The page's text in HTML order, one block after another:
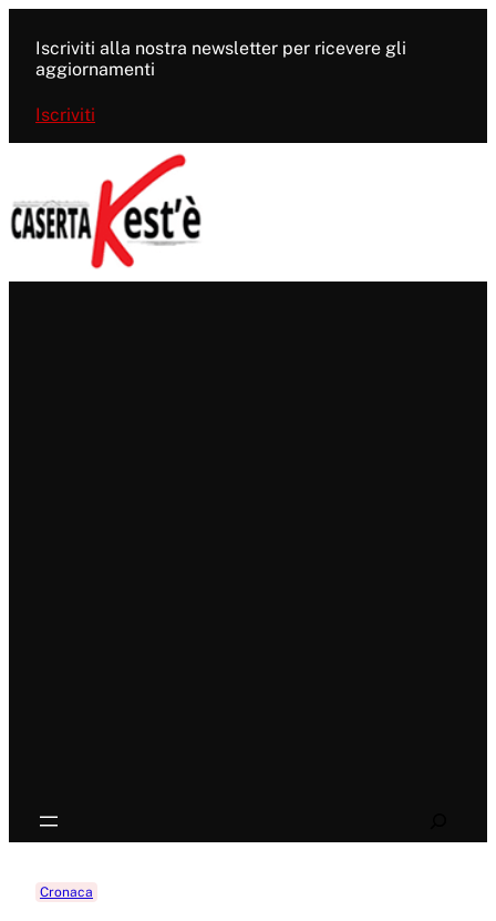
contenuto
Iscriviti alla nostra newsletter per ricevere gli
aggiornamenti
Iscriviti
Cronaca